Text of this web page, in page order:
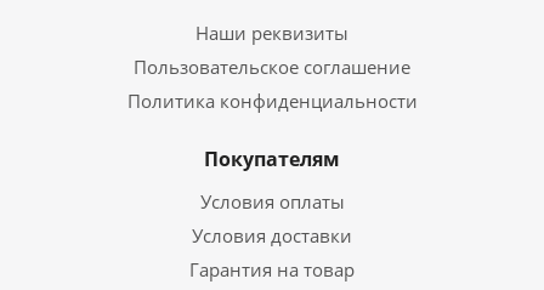
Наши реквизиты
Пользовательское соглашение
Политика конфиденциальности
Покупателям
Условия оплаты
Условия доставки
Гарантия на товар